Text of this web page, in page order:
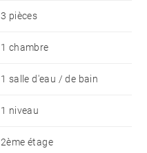
3 pièces
1 chambre
1 salle d'eau / de bain
1 niveau
2ème étage